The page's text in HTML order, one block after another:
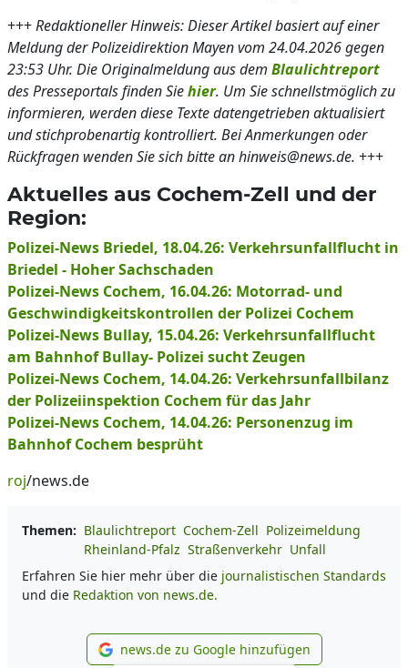
+++Redaktioneller Hinweis: Dieser Artikel basiert auf einer
Meldung der Polizeidirektion Mayen vom 24.04.2026 gegen
23:53 Uhr. Die Originalmeldung aus dem Blaulichtreport
des Presseportals finden Siehier. Um Sie schnellstmöglich zu
informieren, werden diese Texte datengetrieben aktualisiert
und stichprobenartig kontrolliert. Bei Anmerkungen oder
Rückfragen wenden Sie sich bitte an hinweis@news.de. +++
Aktuelles aus Cochem-Zell und der
Region:
Polizei-News Briedel, 18.04.26: Verkehrsunfallflucht in
Briedel - Hoher Sachschaden
Polizei-News Cochem, 16.04.26: Motorrad- und
Geschwindigkeitskontrollen der Polizei Cochem
Polizei-News Bullay, 15.04.26: Verkehrsunfallflucht
am Bahnhof Bullay- Polizei sucht Zeugen
Polizei-News Cochem, 14.04.26: Verkehrsunfallbilanz
der Polizeiinspektion Cochem für das Jahr
Polizei-News Cochem, 14.04.26: Personenzug im
Bahnhof Cochem besprüht
roj/news.de
Themen: Blaulichtreport Cochem-Zell Polizeimeldung
Rheinland-Pfalz Straßenverkehr Unfall
Erfahren Sie hier mehr über die journalistischen Standards
und die Redaktion von news.de.
news.de zu Google
news.de zu Google hinzufügen